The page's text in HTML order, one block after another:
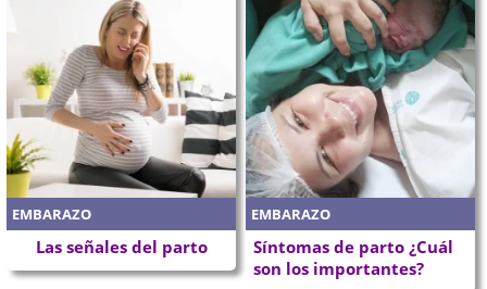
EMBARAZO
Las señales del parto
EMBARAZO
Síntomas de parto ¿Cuál
son los importantes?